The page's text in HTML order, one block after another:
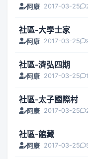
阿康 2017-03-25
社區-大學士家
阿康 2017-03-25
社區-濟弘四期
阿康 2017-03-25
社區-太子國際村
阿康 2017-03-25
社區-館藏
阿康 2017-03-25